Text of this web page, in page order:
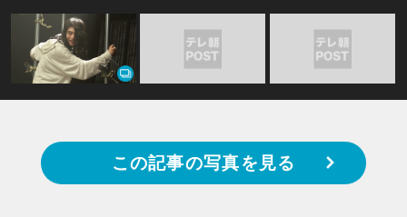
この記事の写真を見る